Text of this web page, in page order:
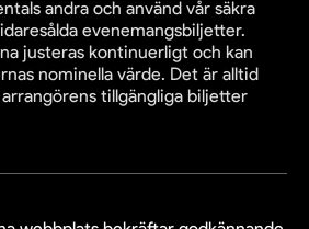
andra och använd vår säkra
evenemangsbiljetter.
justeras kontinuerligt och kan
nominella värde. Det är alltid
tillgängliga biljetter